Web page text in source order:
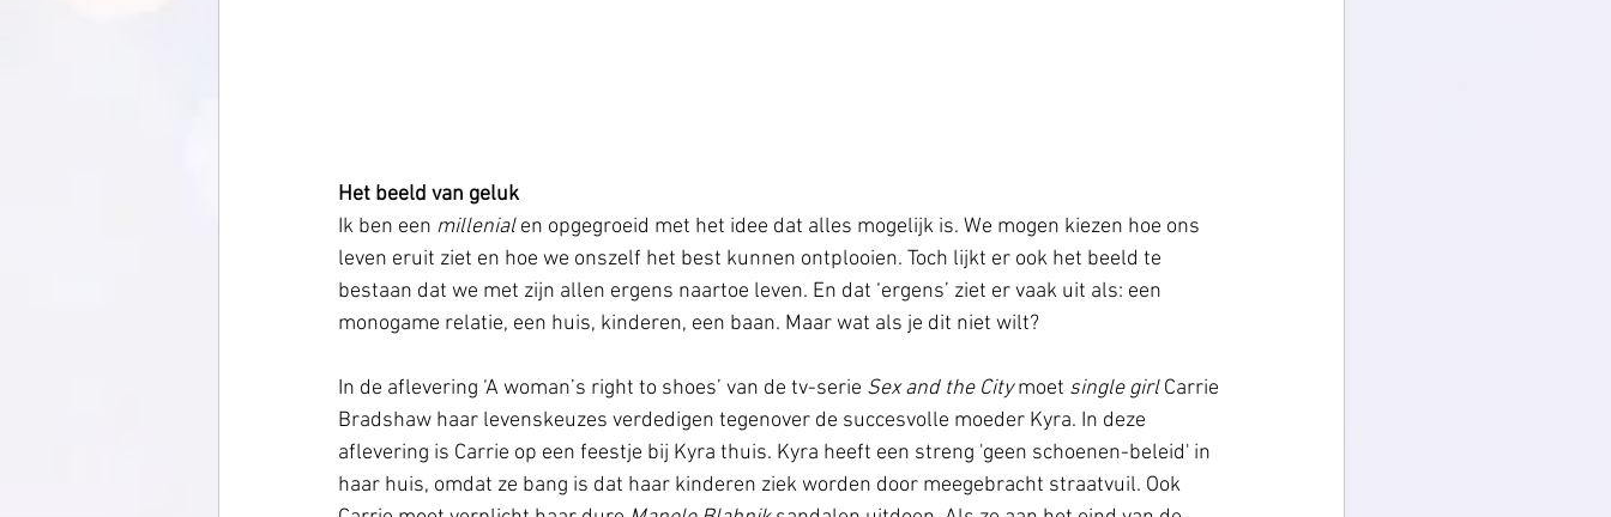
Het beeld van geluk
Ik ben een millenial en opgegroeid met het idee dat alles mogelijk is. We mogen kiezen hoe ons
leven eruit ziet en hoe we onszelf het best kunnen ontplooien. Toch lijkt er ook het beeld te
bestaan dat we met zijn allen ergens naartoe leven. En dat ‘ergens’ ziet er vaak uit als: een
monogame relatie, een huis, kinderen, een baan. Maar wat als je dit niet wilt?
In de aflevering ‘A woman’s right to shoes’ van de tv-serie Sex and the City moet single girl Carrie
Bradshaw haar levenskeuzes verdedigen tegenover de succesvolle moeder Kyra. In deze
aflevering is Carrie op een feestje bij Kyra thuis. Kyra heeft een streng 'geen schoenen-beleid' in
haar huis, omdat ze bang is dat haar kinderen ziek worden door meegebracht straatvuil. Ook